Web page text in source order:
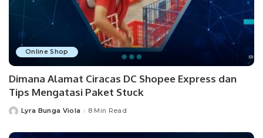
Online Shop
Dimana Alamat Ciracas DC Shopee Express dan
Tips Mengatasi Paket Stuck
PostedLyra Bunga Viola 8 Min Read